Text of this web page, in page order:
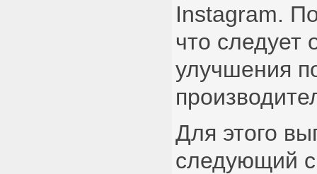
Instagram.
что следует
улучшения
Для этого
следующий